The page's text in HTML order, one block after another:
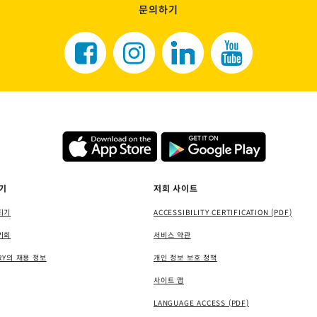
문의하기
기
회
의 채용 정보
저희 사이트
ACCESSIBILITY CERTIFICATION (PDF)
서비스 약관
개인 정보 보호 정책
사이트 맵
LANGUAGE ACCESS (PDF)